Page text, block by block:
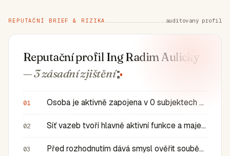
REPUTAČNÍ BRIEF & RIZIKA auditovaný profil
Reputační profil Ing Radim Aulicky
— 3 zásadnízjištění
01 Osoba je aktivně zapojena v 0 subjektech a má 0 historic…
02 Síť vazeb tvoří hlavně aktivní funkce a majetkové role v…
03 Před rozhodnutím dává smysl ověřit souběh rolí, historic…